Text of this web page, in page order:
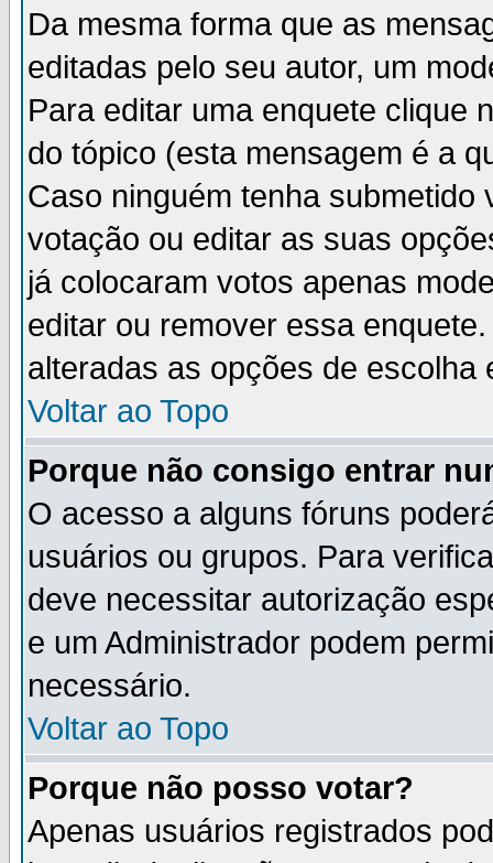
Da mesma forma que as
editadas pelo seu autor, um
Para editar uma enquete clique
do tópico (esta mensagem é a
Caso ninguém tenha
votação ou editar as suas
já colocaram votos apenas
editar ou remover essa
alteradas as opções de escolha
Voltar ao Topo
Porque não consigo entrar
O acesso a alguns fóruns
usuários ou grupos. Para
deve necessitar autorização
e um Administrador podem
necessário.
Voltar ao Topo
Porque não posso votar?
Apenas usuários registrados